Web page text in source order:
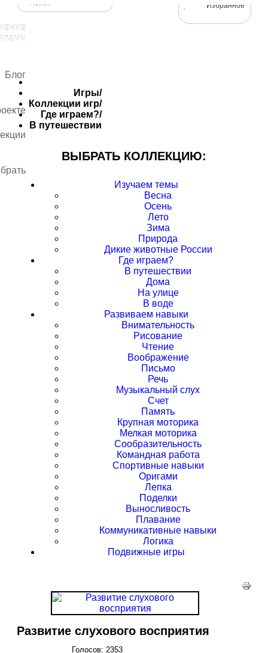
Избранное
Блог
Игры/
Коллекции игр/
Где играем?/
В путешествии
ВЫБРАТЬ КОЛЛЕКЦИЮ:
Изучаем темы
Весна
Осень
Лето
Зима
Природа
Дикие животные России
Где играем?
В путешествии
Дома
На улице
В воде
Развиваем навыки
Внимательность
Рисование
Чтение
Воображение
Письмо
Речь
Музыкальный слух
Счет
Память
Крупная моторика
Мелкая моторика
Сообразительность
Командная работа
Спортивные навыки
Оригами
Лепка
Поделки
Выносливость
Плавание
Коммуникативные навыки
Логика
Подвижные игры
Развитие слухового восприятия
Голосов: 2353